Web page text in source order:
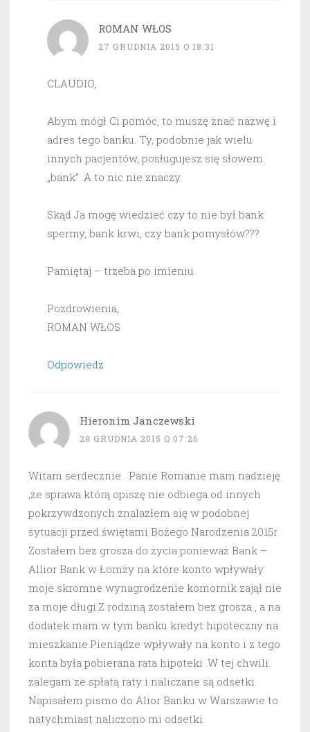
ROMAN WŁOS
27 GRUDNIA 2015 O 18:31
CLAUDIO,
Abym mógł Ci pomóc, to muszę znać nazwę i
adres tego banku. Ty, podobnie jak wielu
innych pacjentów, posługujesz się słowem
„bank”. A to nic nie znaczy.
Skąd Ja mogę wiedzieć czy to nie był bank
spermy, bank krwi, czy bank pomysłów???
Pamiętaj – trzeba po imieniu.
Pozdrowienia,
ROMAN WŁOS
Odpowiedz
Hieronim Janczewski
28 GRUDNIA 2015 O 07:26
Witam serdecznie . Panie Romanie mam nadzieję
,że sprawa którą opiszę nie odbiega od innych
pokrzywdzonych znalazłem się w podobnej
sytuacji przed świętami Bożego Narodzenia 2015r.
Zostałem bez grosza do życia ponieważ Bank –
Allior Bank w Łomży na które konto wpływały
moje skromne wynagrodzenie komornik zajął nie
za moje długi.Z rodziną zostałem bez grosza , a na
dodatek mam w tym banku kredyt hipoteczny na
mieszkanie.Pieniądze wpływały na konto i z tego
konta była pobierana rata hipoteki .W tej chwili
zalegam ze spłatą raty i naliczane są odsetki.
Napisałem pismo do Alior Banku w Warszawie to
natychmiast naliczono mi odsetki